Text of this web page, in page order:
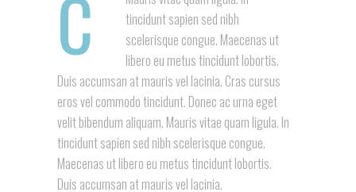
C
tincidunt sapien sed nibh
scelerisque congue. Maecenas ut
libero eu metus tincidunt lobortis.
Duis accumsan at mauris vel lacinia. Cras cursus
eros vel commodo tincidunt. Donec ac urna eget
velit bibendum aliquam. Mauris vitae quam ligula. In
tincidunt sapien sed nibh scelerisque congue.
Maecenas ut libero eu metus tincidunt lobortis.
Duis accumsan at mauris vel lacinia.